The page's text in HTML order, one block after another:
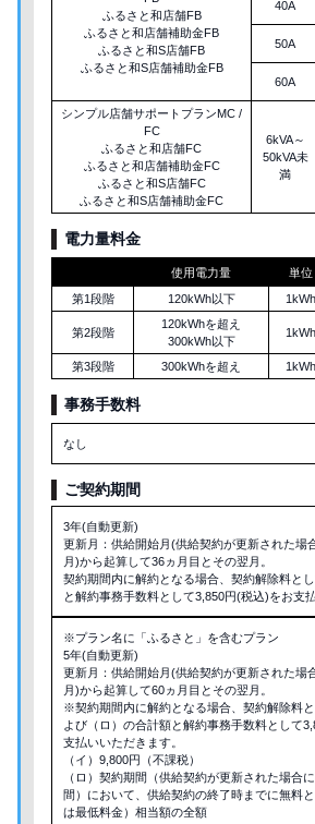
ふるさと和店舗FB
ふるさと和店舗補助金FB
ふるさと和S店舗FB
ふるさと和S店舗補助金FB
40A
50A
60A
シンプル店舗サポートプランMC /
FC
ふるさと和店舗FC
ふるさと和店舗補助金FC
ふるさと和S店舗FC
ふるさと和S店舗補助金FC
6kVA～
50kVA未
満
電力量料金
使用電力量 単位
第1段階
120kWh以下 1kWh
第2段階
120kWhを超え
300kWh以下
1kWh
第3段階 300kWhを超え 1kWh
事務手数料
なし
ご契約期間
3年(自動更新)
更新月：供給開始月(供給契約が更新された場
月)から起算して36ヵ月目とその翌月。
契約期間内に解約となる場合、契約解除料と
と解約事務手数料として3,850円(税込)をお支
※プラン名に「ふるさと」を含むプラン
5年(自動更新)
更新月：供給開始月(供給契約が更新された場
月)から起算して60ヵ月目とその翌月。
※契約期間内に解約となる場合、契約解除料
よび（ロ）の合計額と解約事務手数料として
支払いいただきます。
（イ）9,800円（不課税）
（ロ）契約期間（供給契約が更新された場合
間）において、供給契約の終了時までに無料
は最低料金）相当額の全額